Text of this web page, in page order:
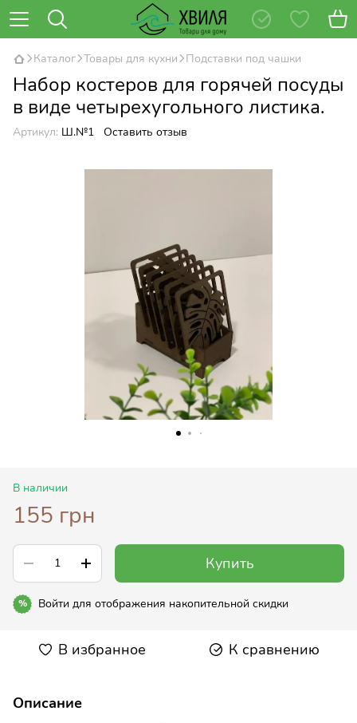
Каталог Товары для кухни Подставки под чашки
Набор костеров для горячей посуды
в виде четырехугольного листика.
Артикул: Ш.№1 Оставить отзыв
В наличии
155 грн
Купить
% Войти для отображения накопительной скидки
В избранное К сравнению
Описание